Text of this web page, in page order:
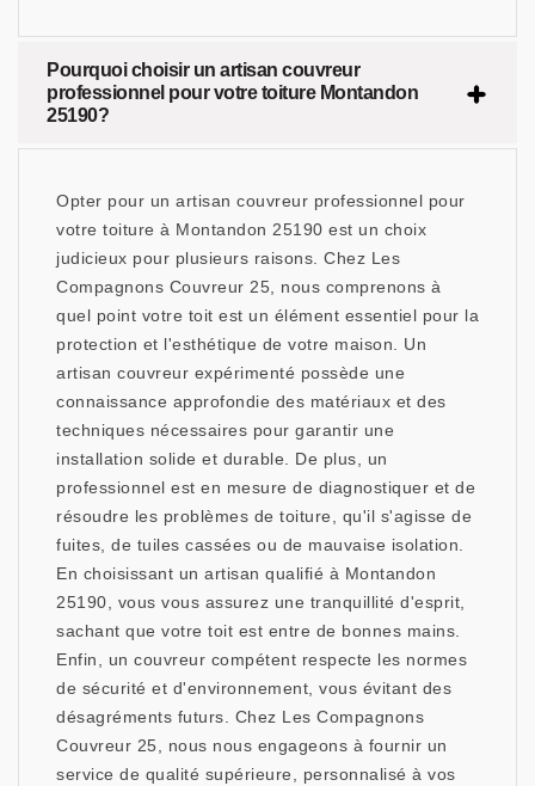
Pourquoi choisir un artisan couvreur
professionnel pour votre toiture Montandon
25190?
Opter pour un artisan couvreur professionnel pour
votre toiture à Montandon 25190 est un choix
judicieux pour plusieurs raisons. Chez Les
Compagnons Couvreur 25, nous comprenons à
quel point votre toit est un élément essentiel pour la
protection et l'esthétique de votre maison. Un
artisan couvreur expérimenté possède une
connaissance approfondie des matériaux et des
techniques nécessaires pour garantir une
installation solide et durable. De plus, un
professionnel est en mesure de diagnostiquer et de
résoudre les problèmes de toiture, qu'il s'agisse de
fuites, de tuiles cassées ou de mauvaise isolation.
En choisissant un artisan qualifié à Montandon
25190, vous vous assurez une tranquillité d'esprit,
sachant que votre toit est entre de bonnes mains.
Enfin, un couvreur compétent respecte les normes
de sécurité et d'environnement, vous évitant des
désagréments futurs. Chez Les Compagnons
Couvreur 25, nous nous engageons à fournir un
service de qualité supérieure, personnalisé à vos